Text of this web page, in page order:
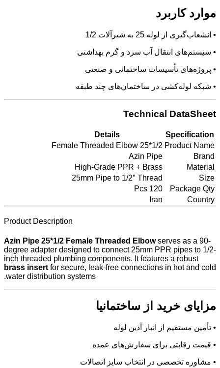
موارد کاربرد
• انشعاب‌گیری از لوله 25 به شیرآلات 1/2
• سیستم‌های انتقال آب سرد و گرم بهداشتی
• پروژه‌های تأسیسات ساختمانی و صنعتی
• شبکه لوله‌کشی در ساختمان‌های چند طبقه
Technical DataSheet
Specification
Details
Product Name
Female Threaded Elbow 25*1/2
Brand
Azin Pipe
Material
High-Grade PPR + Brass
Size
25mm Pipe to 1/2″ Thread
Package Qty
120 Pcs
Country
Iran
Product Description
Azin Pipe 25*1/2 Female Threaded Elbowserves as a 90-
degree adapter designed to connect 25mm PPR pipes to 1/2-
inch threaded plumbing components. It features a robust
brass insert for secure, leak-free connections in hot and cold
water distribution systems.
مزایای خرید از ساختمانیا
• تأمین مستقیم از انبار آذین لوله
• قیمت رقابتی برای سفارش‌های عمده
• مشاوره تخصصی در انتخاب سایز اتصالات